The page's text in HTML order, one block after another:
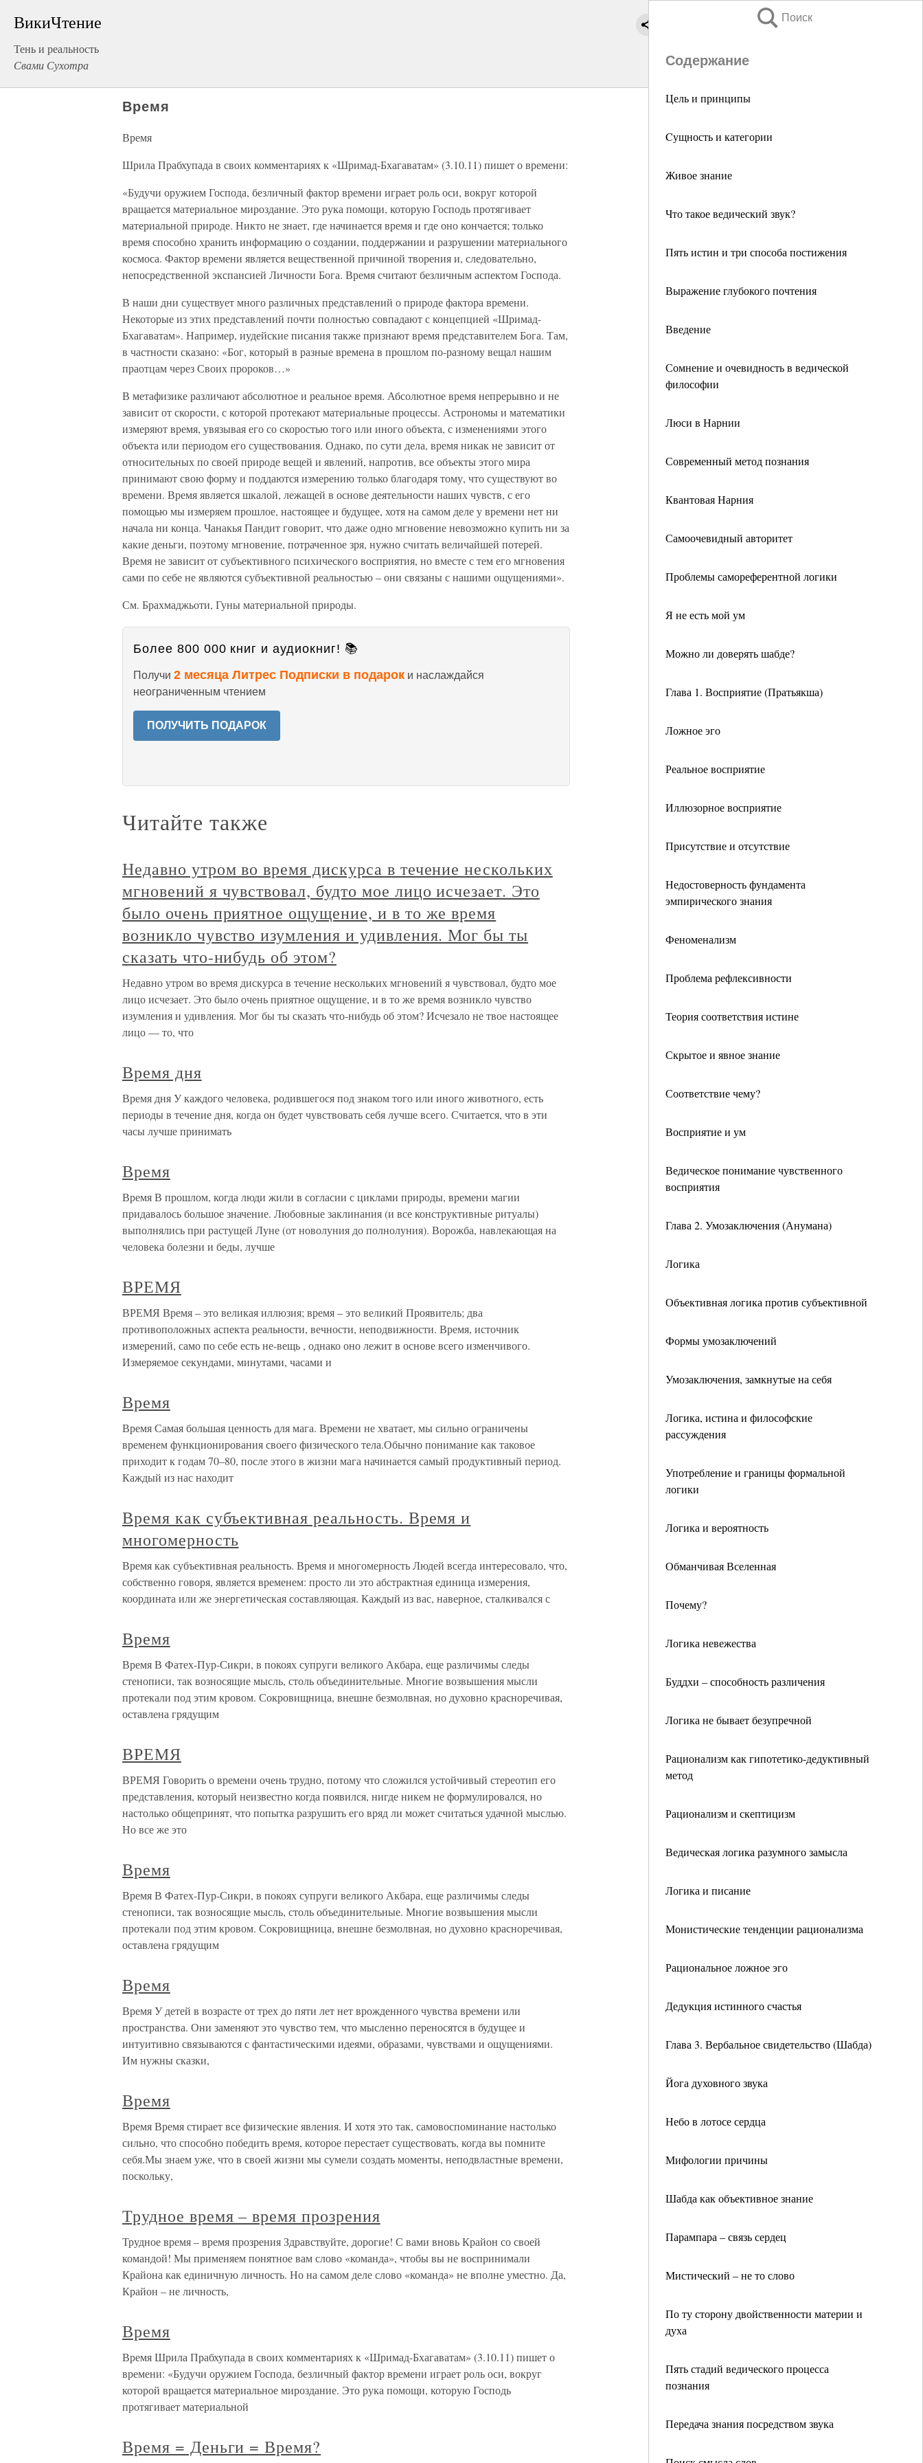
ВикиЧтение
Тень и реальность
Свами Сухотра
Поиск
Содержание
Цель и принципы
Cущность и категории
Живое знание
Что такое ведический звук?
Пять истин и три способа постижения
Выражение глубокого почтения
Введение
Сомнение и очевидность в ведической
философии
Люси в Нарнии
Современный метод познания
Квантовая Нарния
Самоочевидный авторитет
Проблемы самореферентной логики
Я не есть мой ум
Можно ли доверять шабде?
Глава 1. Восприятие (Пратьякша)
Ложное эго
Реальное восприятие
Иллюзорное восприятие
Присутствие и отсутствие
Недостоверность фундамента
эмпирического знания
Феноменализм
Проблема рефлексивности
Теория соответствия истине
Скрытое и явное знание
Соответствие чему?
Восприятие и ум
Ведическое понимание чувственного
восприятия
Глава 2. Умозаключения (Анумана)
Логика
Объективная логика против субъективной
Формы умозаключений
Умозаключения, замкнутые на себя
Логика, истина и философские
рассуждения
Употребление и границы формальной
логики
Логика и вероятность
Обманчивая Вселенная
Почему?
Логика невежества
Буддхи – способность различения
Логика не бывает безупречной
Рационализм как гипотетико-дедуктивный
метод
Рационализм и скептицизм
Ведическая логика разумного замысла
Логика и писание
Монистические тенденции рационализма
Рациональное ложное эго
Дедукция истинного счастья
Глава 3. Вербальное свидетельство (Шабда)
Йога духовного звука
Небо в лотосе сердца
Мифологии причины
Шабда как объективное знание
Парампара – связь сердец
Мистический – не то слово
По ту сторону двойственности материи и
духа
Пять стадий ведического процесса
познания
Передача знания посредством звука
Время
Время
Шрила Прабхупада в своих комментариях к «Шримад-Бхагаватам» (3.10.11) пишет о времени:
«Будучи оружием Господа, безличный фактор времени играет роль оси, вокруг которой
вращается материальное мироздание. Это рука помощи, которую Господь протягивает
материальной природе. Никто не знает, где начинается время и где оно кончается; только
время способно хранить информацию о создании, поддержании и разрушении материального
космоса. Фактор времени является вещественной причиной творения и, следовательно,
непосредственной экспансией Личности Бога. Время считают безличным аспектом Господа.
В наши дни существует много различных представлений о природе фактора времени.
Некоторые из этих представлений почти полностью совпадают с концепцией «Шримад-
Бхагаватам». Например, иудейские писания также признают время представителем Бога. Там,
в частности сказано: «Бог, который в разные времена в прошлом по-разному вещал нашим
праотцам через Своих пророков…»
В метафизике различают абсолютное и реальное время. Абсолютное время непрерывно и не
зависит от скорости, с которой протекают материальные процессы. Астрономы и математики
измеряют время, увязывая его со скоростью того или иного объекта, с изменениями этого
объекта или периодом его существования. Однако, по сути дела, время никак не зависит от
относительных по своей природе вещей и явлений, напротив, все объекты этого мира
принимают свою форму и поддаются измерению только благодаря тому, что существуют во
времени. Время является шкалой, лежащей в основе деятельности наших чувств, с его
помощью мы измеряем прошлое, настоящее и будущее, хотя на самом деле у времени нет ни
начала ни конца. Чанакья Пандит говорит, что даже одно мгновение невозможно купить ни за
какие деньги, поэтому мгновение, потраченное зря, нужно считать величайшей потерей.
Время не зависит от субъективного психического восприятия, но вместе с тем его мгновения
сами по себе не являются субъективной реальностью – они связаны с нашими ощущениями».
См. Брахмаджьоти, Гуны материальной природы.
Более 800 000 книг и аудиокниг! 📚
Получи 2 месяца Литрес Подписки в подарок и наслаждайся
неограниченным чтением
ПОЛУЧИТЬ ПОДАРОК
Читайте также
Недавно утром во время дискурса в течение нескольких
мгновений я чувствовал, будто мое лицо исчезает. Это
было очень приятное ощущение, и в то же время
возникло чувство изумления и удивления. Мог бы ты
сказать что-нибудь об этом?
Недавно утром во время дискурса в течение нескольких мгновений я чувствовал, будто мое
лицо исчезает. Это было очень приятное ощущение, и в то же время возникло чувство
изумления и удивления. Мог бы ты сказать что-нибудь об этом? Исчезало не твое настоящее
лицо — то, что
Время дня
Время дня У каждого человека, родившегося под знаком того или иного животного, есть
периоды в течение дня, когда он будет чувствовать себя лучше всего. Считается, что в эти
часы лучше принимать
Время
Время В прошлом, когда люди жили в согласии с циклами природы, времени магии
придавалось большое значение. Любовные заклинания (и все конструктивные ритуалы)
выполнялись при растущей Луне (от новолуния до полнолуния). Ворожба, навлекающая на
человека болезни и беды, лучше
ВРЕМЯ
ВРЕМЯ Время – это великая иллюзия; время – это великий Проявитель; два
противоположных аспекта реальности, вечности, неподвижности. Время, источник
измерений, само по себе есть не-вещь , однако оно лежит в основе всего изменчивого.
Измеряемое секундами, минутами, часами и
Время
Время Самая большая ценность для мага. Времени не хватает, мы сильно ограничены
временем функционирования своего физического тела.Обычно понимание как таковое
приходит к годам 70–80, после этого в жизни мага начинается самый продуктивный период.
Каждый из нас находит
Время как субъективная реальность. Время и
многомерность
Время как субъективная реальность. Время и многомерность Людей всегда интересовало, что,
собственно говоря, является временем: просто ли это абстрактная единица измерения,
координата или же энергетическая составляющая. Каждый из вас, наверное, сталкивался с
Время
Время В Фатех-Пур-Сикри, в покоях супруги великого Акбара, еще различимы следы
стенописи, так возносящие мысль, столь объединительные. Многие возвышения мысли
протекали под этим кровом. Сокровищница, внешне безмолвная, но духовно красноречивая,
оставлена грядущим
ВРЕМЯ
ВРЕМЯ Говорить о времени очень трудно, потому что сложился устойчивый стереотип его
представления, который неизвестно когда появился, нигде никем не формулировался, но
настолько общепринят, что попытка разрушить его вряд ли может считаться удачной мыслью.
Но все же это
Время
Время В Фатех-Пур-Сикри, в покоях супруги великого Акбара, еще различимы следы
стенописи, так возносящие мысль, столь объединительные. Многие возвышения мысли
протекали под этим кровом. Сокровищница, внешне безмолвная, но духовно красноречивая,
оставлена грядущим
Время
Время У детей в возрасте от трех до пяти лет нет врожденного чувства времени или
пространства. Они заменяют это чувство тем, что мысленно переносятся в будущее и
интуитивно связываются с фантастическими идеями, образами, чувствами и ощущениями.
Им нужны сказки,
Время
Время Время стирает все физические явления. И хотя это так, самовоспоминание настолько
сильно, что способно победить время, которое перестает существовать, когда вы помните
себя.Мы знаем уже, что в своей жизни мы сумели создать моменты, неподвластные времени,
поскольку,
Трудное время – время прозрения
Трудное время – время прозрения Здравствуйте, дорогие! С вами вновь Крайон со своей
командой! Мы применяем понятное вам слово «команда», чтобы вы не воспринимали
Крайона как единичную личность. Но на самом деле слово «команда» не вполне уместно. Да,
Крайон – не личность,
Время
Время Шрила Прабхупада в своих комментариях к «Шримад-Бхагаватам» (3.10.11) пишет о
времени: «Будучи оружием Господа, безличный фактор времени играет роль оси, вокруг
которой вращается материальное мироздание. Это рука помощи, которую Господь
протягивает материальной
Время = Деньги = Время?